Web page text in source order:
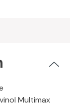
Multimax